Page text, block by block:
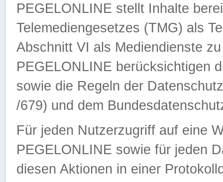
PEGELONLINE stellt Inhalte
Telemediengesetzes (TMG) als
Abschnitt VI als Mediendienste
PEGELONLINE berücksichtigen
sowie die Regeln der
/679) und dem
Für jeden Nutzerzugriff auf eine
PEGELONLINE sowie für jeden
diesen Aktionen in einer